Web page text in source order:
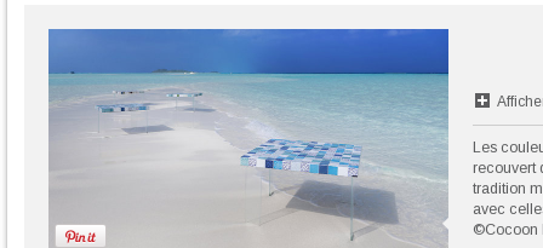
Les
recouvert
tradition
avec
©Cocoon